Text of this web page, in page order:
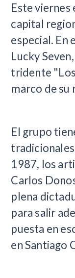
​Este viernes
capital
especial. En
Lucky
tridente "Los
marco de su
El grupo
1987, los
Carlos
plena
para salir
puesta en
en Santiago